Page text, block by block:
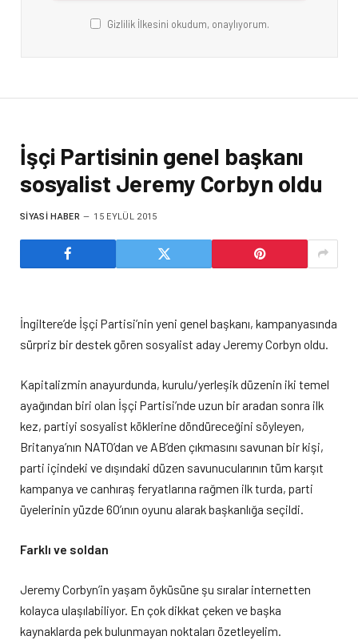
Gizlilik İlkesini okudum, onaylıyorum.
İşçi Partisinin genel başkanı
sosyalist Jeremy Corbyn oldu
SIYASI HABER 15 EYLÜL 2015
İngiltere’de İşçi Partisi’nin yeni genel başkanı, kampanyasında
sürpriz bir destek gören sosyalist aday Jeremy Corbyn oldu.
Kapitalizmin anayurdunda, kurulu/yerleşik düzenin iki temel
ayağından biri olan İşçi Partisi’nde uzun bir aradan sonra ilk
kez, partiyi sosyalist köklerine döndüreceğini söyleyen,
Britanya’nın NATO’dan ve AB’den çıkmasını savunan bir kişi,
parti içindeki ve dışındaki düzen savunucularının tüm karşıt
kampanya ve canhıraş feryatlarına rağmen ilk turda, parti
üyelerinin yüzde 60’ının oyunu alarak başkanlığa seçildi.
Farklı ve soldan
Jeremy Corbyn’in yaşam öyküsüne şu sıralar internetten
kolayca ulaşılabiliyor. En çok dikkat çeken ve başka
kaynaklarda pek bulunmayan noktaları özetleyelim.